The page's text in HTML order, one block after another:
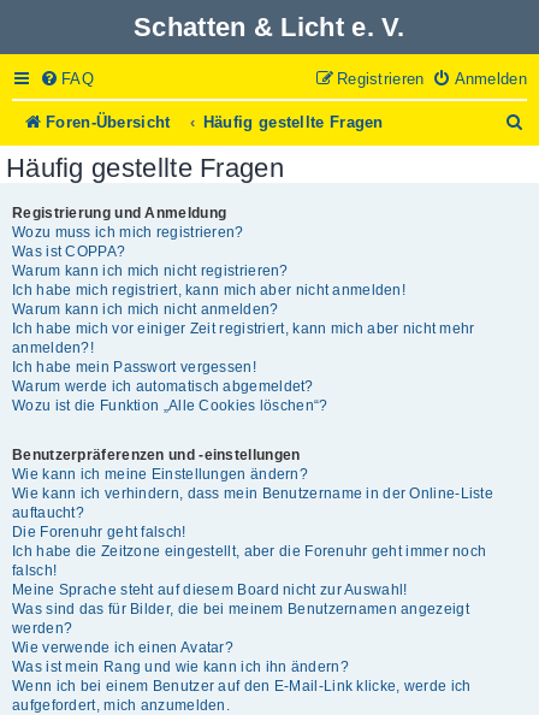
Schatten & Licht e. V.
FAQ Anmelden
Registrieren
Foren-Übersicht Häufig gestellte Fragen
u
Häufig gestellte Fragen
Registrierung und Anmeldung
Wozu muss ich mich registrieren?
Was ist COPPA?
Warum kann ich mich nicht registrieren?
Ich habe mich registriert, kann mich aber nicht anmelden!
Warum kann ich mich nicht anmelden?
Ich habe mich vor einiger Zeit registriert, kann mich aber nicht mehr
anmelden?!
Ich habe mein Passwort vergessen!
Warum werde ich automatisch abgemeldet?
Wozu ist die Funktion „Alle Cookies löschen“?
Benutzerpräferenzen und -einstellungen
Wie kann ich meine Einstellungen ändern?
Wie kann ich verhindern, dass mein Benutzername in der Online-Liste
auftaucht?
Die Forenuhr geht falsch!
Ich habe die Zeitzone eingestellt, aber die Forenuhr geht immer noch
falsch!
Meine Sprache steht auf diesem Board nicht zur Auswahl!
Was sind das für Bilder, die bei meinem Benutzernamen angezeigt
werden?
Wie verwende ich einen Avatar?
Was ist mein Rang und wie kann ich ihn ändern?
Wenn ich bei einem Benutzer auf den E-Mail-Link klicke, werde ich
aufgefordert, mich anzumelden.